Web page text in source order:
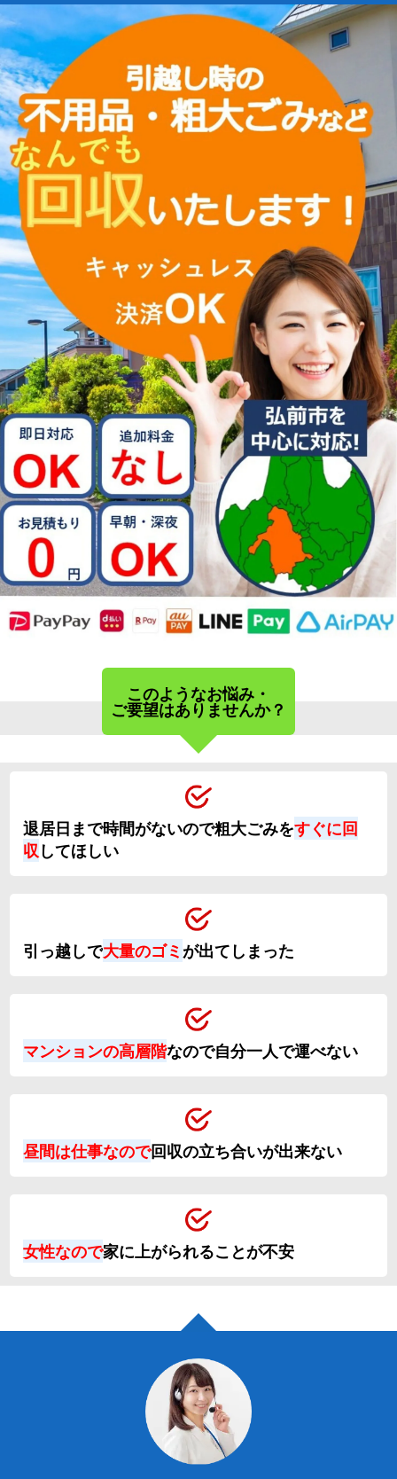
このようなお悩み・
ご要望はありませんか？
退居日まで時間がないので粗大ごみをすぐに回
収してほしい
引っ越しで大量のゴミが出てしまった
マンションの高層階なので自分一人で運べない
昼間は仕事なので回収の立ち合いが出来ない
女性なので家に上がられることが不安